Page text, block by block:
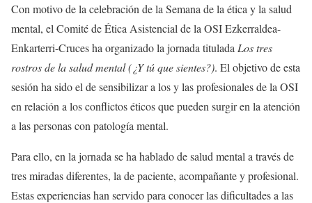
Con motivo de la celebración de la Semana de la ética y la salud
mental, el Comité de Ética Asistencial de la OSI Ezkerraldea-
Enkarterri-Cruces ha organizado la jornada titulada Los tres
rostros de la salud mental (¿Y tú que sientes?). El objetivo de esta
sesión ha sido el de sensibilizar a los y las profesionales de la OSI
en relación a los conflictos éticos que pueden surgir en la atención
a las personas con patología mental.
Para ello, en la jornada se ha hablado de salud mental a través de
tres miradas diferentes, la de paciente, acompañante y profesional.
Estas experiencias han servido para conocer las dificultades a las